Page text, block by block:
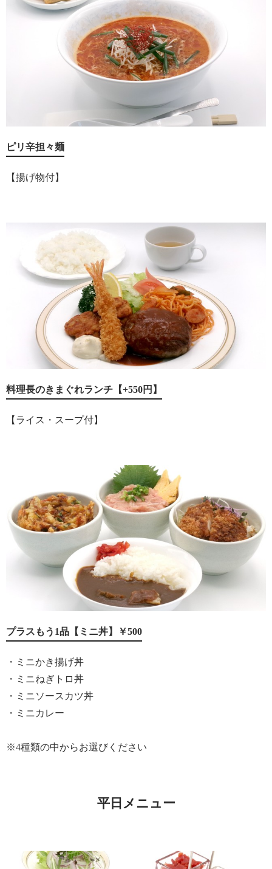
ピリ辛担々麺
【揚げ物付】
料理長のきまぐれランチ【+550円】
【ライス・スープ付】
プラスもう1品【ミニ丼】￥500
・ミニかき揚げ丼
・ミニねぎトロ丼
・ミニソースカツ丼
・ミニカレー
※4種類の中からお選びください
平日メニュー